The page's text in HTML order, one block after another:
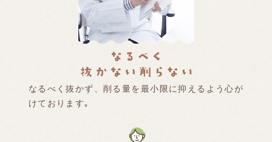
なるべく抜かず、削る量を最小限に抑えるよう心が
けております｡